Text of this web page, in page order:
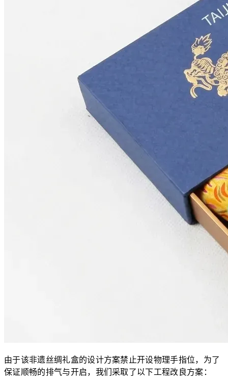
由于该非遗丝绸礼盒的设计方案禁止开设物理手指位，为了
保证顺畅的排气与开启，我们采取了以下工程改良方案：